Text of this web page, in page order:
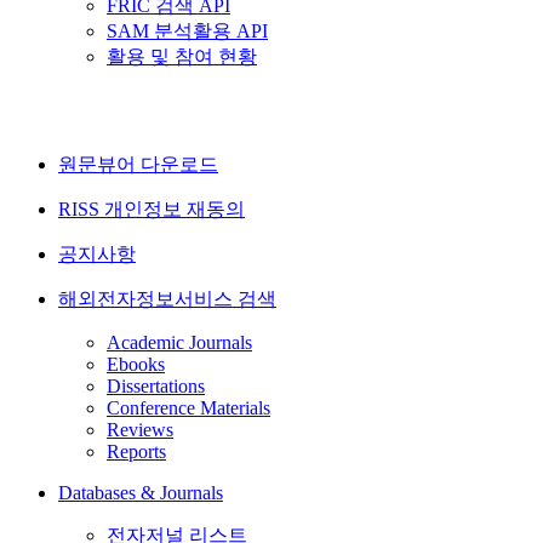
FRIC 검색 API
SAM 분석활용 API
활용 및 참여 현황
원문뷰어 다운로드
RISS 개인정보 재동의
공지사항
해외전자정보서비스 검색
Academic Journals
Ebooks
Dissertations
Conference Materials
Reviews
Reports
Databases & Journals
전자저널 리스트